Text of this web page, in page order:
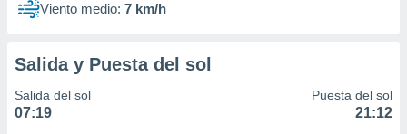
Viento medio: 7 km/h
Salida y Puesta del sol
Salida del sol
07:19
Puesta del sol
21:12